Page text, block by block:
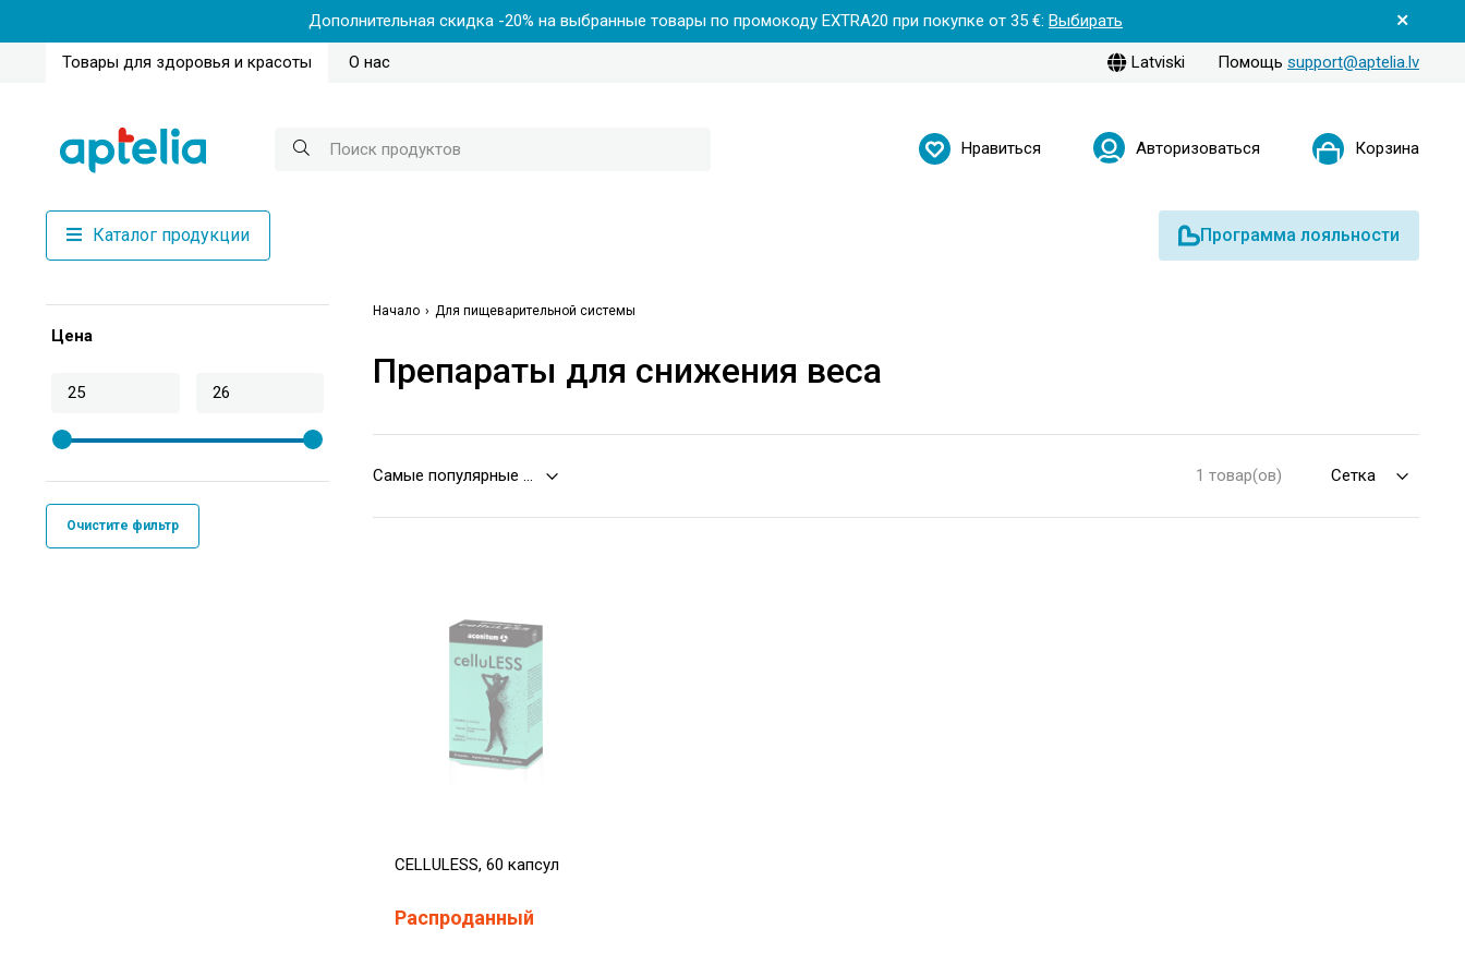
Дополнительная скидка -20% на выбранные товары по промокоду EXTRA20 при покупке от 35 €: Выбирать
Товары для здоровья и красоты О нас Latviski Помощь support@aptelia.lv
Нравиться Авторизоваться Корзина
Каталог продукции Программа лояльности
Цена
Очистите фильтр
Начало Для пищеварительной системы
Препараты для снижения веса
1 товар(ов)
CELLULESS, 60 капсул
Распроданный